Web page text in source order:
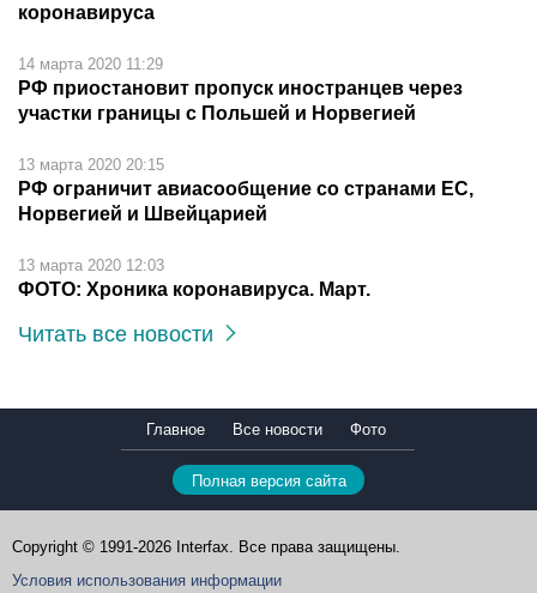
коронавируса
14 марта 2020 11:29
РФ приостановит пропуск иностранцев через
участки границы с Польшей и Норвегией
13 марта 2020 20:15
РФ ограничит авиасообщение со странами ЕС,
Норвегией и Швейцарией
13 марта 2020 12:03
ФОТО: Хроника коронавируса. Март.
Читать все новости
Главное Все новости Фото
Полная версия сайта
Copyright © 1991-2026 Interfax. Все права защищены.
Условия использования информации